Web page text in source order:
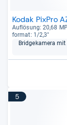
Kodak PixPro
Auf­lö­sung: 20,68 MP
for­mat: 1/2,3"
Bridge­ka­mera
5